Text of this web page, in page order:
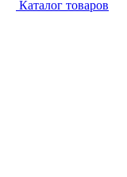
Каталог товаров